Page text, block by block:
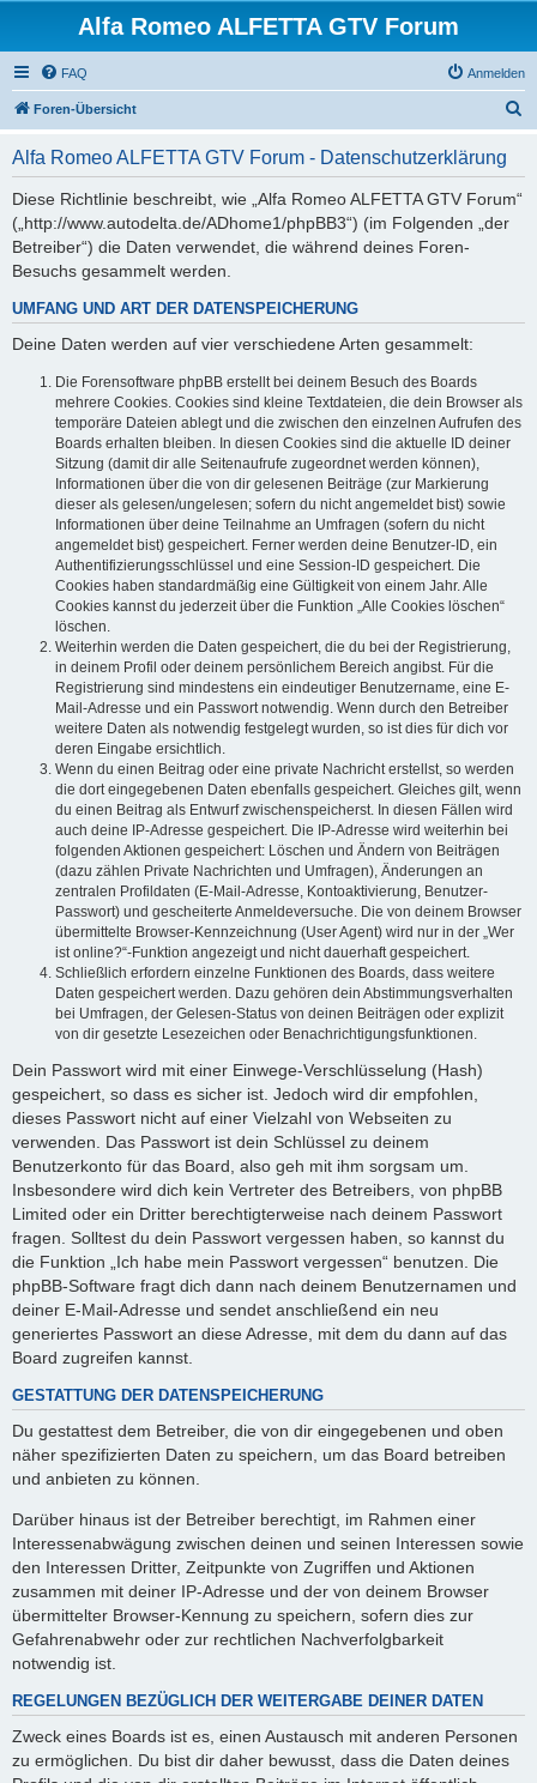
Alfa Romeo ALFETTA GTV Forum
FAQ Anmelden
Foren-Übersicht
Alfa Romeo ALFETTA GTV Forum - Datenschutzerklärung
Diese Richtlinie beschreibt, wie „Alfa Romeo ALFETTA GTV Forum“
(„http://www.autodelta.de/ADhome1/phpBB3“) (im Folgenden „der
Betreiber“) die Daten verwendet, die während deines Foren-
Besuchs gesammelt werden.
UMFANG UND ART DER DATENSPEICHERUNG
Deine Daten werden auf vier verschiedene Arten gesammelt:
Die Forensoftware phpBB erstellt bei deinem Besuch des Boards
mehrere Cookies. Cookies sind kleine Textdateien, die dein Browser als
temporäre Dateien ablegt und die zwischen den einzelnen Aufrufen des
Boards erhalten bleiben. In diesen Cookies sind die aktuelle ID deiner
Sitzung (damit dir alle Seitenaufrufe zugeordnet werden können),
Informationen über die von dir gelesenen Beiträge (zur Markierung
dieser als gelesen/ungelesen; sofern du nicht angemeldet bist) sowie
Informationen über deine Teilnahme an Umfragen (sofern du nicht
angemeldet bist) gespeichert. Ferner werden deine Benutzer-ID, ein
Authentifizierungsschlüssel und eine Session-ID gespeichert. Die
Cookies haben standardmäßig eine Gültigkeit von einem Jahr. Alle
Cookies kannst du jederzeit über die Funktion „Alle Cookies löschen“
löschen.
Weiterhin werden die Daten gespeichert, die du bei der Registrierung,
in deinem Profil oder deinem persönlichem Bereich angibst. Für die
Registrierung sind mindestens ein eindeutiger Benutzername, eine E-
Mail-Adresse und ein Passwort notwendig. Wenn durch den Betreiber
weitere Daten als notwendig festgelegt wurden, so ist dies für dich vor
deren Eingabe ersichtlich.
Wenn du einen Beitrag oder eine private Nachricht erstellst, so werden
die dort eingegebenen Daten ebenfalls gespeichert. Gleiches gilt, wenn
du einen Beitrag als Entwurf zwischenspeicherst. In diesen Fällen wird
auch deine IP-Adresse gespeichert. Die IP-Adresse wird weiterhin bei
folgenden Aktionen gespeichert: Löschen und Ändern von Beiträgen
(dazu zählen Private Nachrichten und Umfragen), Änderungen an
zentralen Profildaten (E-Mail-Adresse, Kontoaktivierung, Benutzer-
Passwort) und gescheiterte Anmeldeversuche. Die von deinem Browser
übermittelte Browser-Kennzeichnung (User Agent) wird nur in der „Wer
ist online?“-Funktion angezeigt und nicht dauerhaft gespeichert.
Schließlich erfordern einzelne Funktionen des Boards, dass weitere
Daten gespeichert werden. Dazu gehören dein Abstimmungsverhalten
bei Umfragen, der Gelesen-Status von deinen Beiträgen oder explizit
von dir gesetzte Lesezeichen oder Benachrichtigungsfunktionen.
Dein Passwort wird mit einer Einwege-Verschlüsselung (Hash)
gespeichert, so dass es sicher ist. Jedoch wird dir empfohlen,
dieses Passwort nicht auf einer Vielzahl von Webseiten zu
verwenden. Das Passwort ist dein Schlüssel zu deinem
Benutzerkonto für das Board, also geh mit ihm sorgsam um.
Insbesondere wird dich kein Vertreter des Betreibers, von phpBB
Limited oder ein Dritter berechtigterweise nach deinem Passwort
fragen. Solltest du dein Passwort vergessen haben, so kannst du
die Funktion „Ich habe mein Passwort vergessen“ benutzen. Die
phpBB-Software fragt dich dann nach deinem Benutzernamen und
deiner E-Mail-Adresse und sendet anschließend ein neu
generiertes Passwort an diese Adresse, mit dem du dann auf das
Board zugreifen kannst.
GESTATTUNG DER DATENSPEICHERUNG
Du gestattest dem Betreiber, die von dir eingegebenen und oben
näher spezifizierten Daten zu speichern, um das Board betreiben
und anbieten zu können.
Darüber hinaus ist der Betreiber berechtigt, im Rahmen einer
Interessenabwägung zwischen deinen und seinen Interessen sowie
den Interessen Dritter, Zeitpunkte von Zugriffen und Aktionen
zusammen mit deiner IP-Adresse und der von deinem Browser
übermittelter Browser-Kennung zu speichern, sofern dies zur
Gefahrenabwehr oder zur rechtlichen Nachverfolgbarkeit
notwendig ist.
REGELUNGEN BEZÜGLICH DER WEITERGABE DEINER DATEN
Zweck eines Boards ist es, einen Austausch mit anderen Personen
zu ermöglichen. Du bist dir daher bewusst, dass die Daten deines